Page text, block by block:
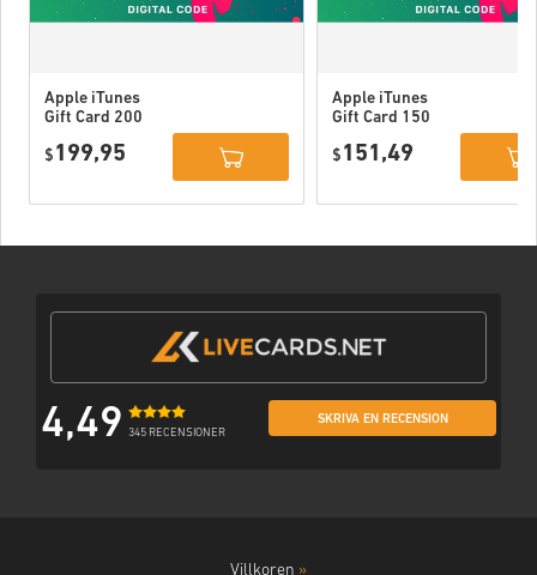
Apple iTunes
Gift Card 200
$ 199,95
Apple iTunes
Gift Card 150
$ 151,49
4,49 345 RECENSIONER
SKRIVA EN RECENSION
Villkoren »